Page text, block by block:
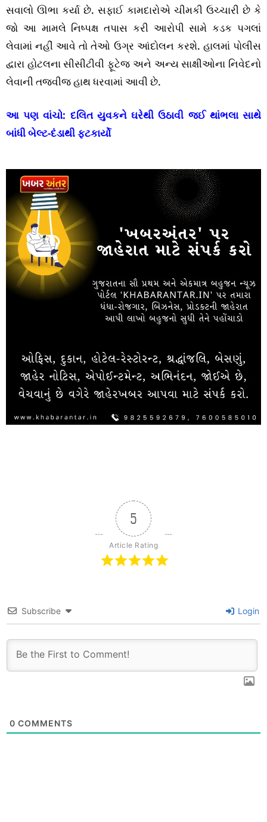
સવાલો ઊભા કર્યા છે. સફાઈ કામદારોએ ચીમકી ઉચ્ચારી છે કે
જો આ મામલે નિષ્પક્ષ તપાસ કરી આરોપી સામે કડક પગલાં
લેવામાં નહીં આવે તો તેઓ ઉગ્ર આંદોલન કરશે. હાલમાં પોલીસ
દ્વારા હોટલના સીસીટીવી ફૂટેજ અને અન્ય સાક્ષીઓના નિવેદનો
લેવાની તજવીજ હાથ ધરવામાં આવી છે.
આ પણ વાંચો: દલિત યુવકને ઘરેથી ઉઠાવી જઈ થાંભલા સાથે
બાંધી બેલ્ટ-દંડાથી ફટકાર્યો
5
Article Rating
Subscribe Login
0 COMMENTS